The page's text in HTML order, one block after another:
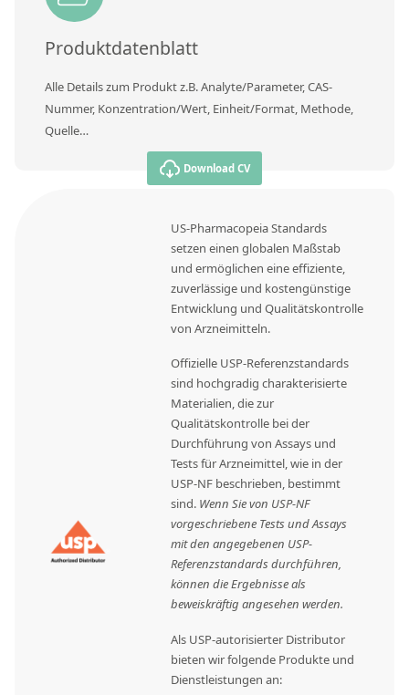
Produktdatenblatt
Alle Details zum Produkt z.B. Analyte/Parameter, CAS-
Nummer, Konzentration/Wert, Einheit/Format, Methode,
Quelle…
Download CV
US-Pharmacopeia Standards
setzen einen globalen Maßstab
und ermöglichen eine effiziente,
zuverlässige und kostengünstige
Entwicklung und Qualitätskontrolle
von Arzneimitteln.
Offizielle USP-Referenzstandards
sind hochgradig charakterisierte
Materialien, die zur
Qualitätskontrolle bei der
Durchführung von Assays und
Tests für Arzneimittel, wie in der
USP-NF beschrieben, bestimmt
sind. Wenn Sie von USP-NF
vorgeschriebene Tests und Assays
mit den angegebenen USP-
Referenzstandards durchführen,
können die Ergebnisse als
beweiskräftig angesehen werden.
Als USP-autorisierter Distributor
bieten wir folgende Produkte und
Dienstleistungen an: